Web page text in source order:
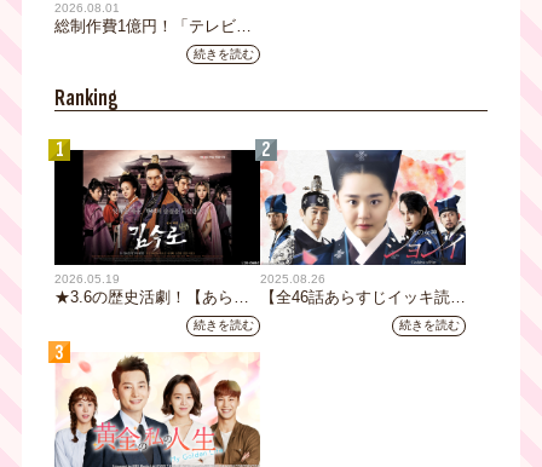
2026.08.01
総制作費1億円！「テレビ大
阪ネクストIPプロジェクト」
第1弾採用企画が決定 第2弾
応募も締切
続きを読む
Ranking
1
2026.05.19
★3.6の歴史活劇！【あらす
じ全32話イッキ読み】韓国ド
ラマ『鉄の王 キム・スロ』
｜テレビ大阪5月20日(水)あ
さ8時00分スタート【TVer配
信あり】
続きを読む
2
2025.08.26
【全46話あらすじイッキ読
み】韓国ドラマ『火の女神
ジョンイ』｜テレビ大阪 9
続きを読む
3